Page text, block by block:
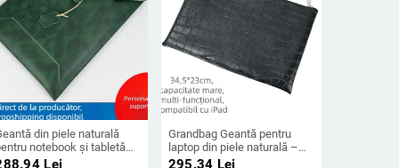
din piele naturală
notebook și tabletă
13,3 in, cu buzunar pentru
Lei
Grandbag Geantă pentru
laptop din piele naturală –
Top-Grain, impermeabilă,
295.34 Lei